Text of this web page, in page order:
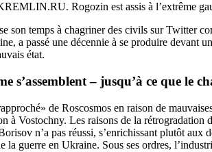
Rogozin est assis à l’extrême
son temps à chagriner des civils sur Twitter
a passé une décennie à se produire devant
état.
s’assemblent – jusqu’à ce que le
de Roscosmos en raison de
à Vostochny. Les raisons de la
n’a pas réussi, s’enrichissant plutôt
la guerre en Ukraine. Sous ses ordres,